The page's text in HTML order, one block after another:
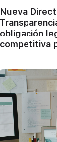
Nueva
obligación
competitiva